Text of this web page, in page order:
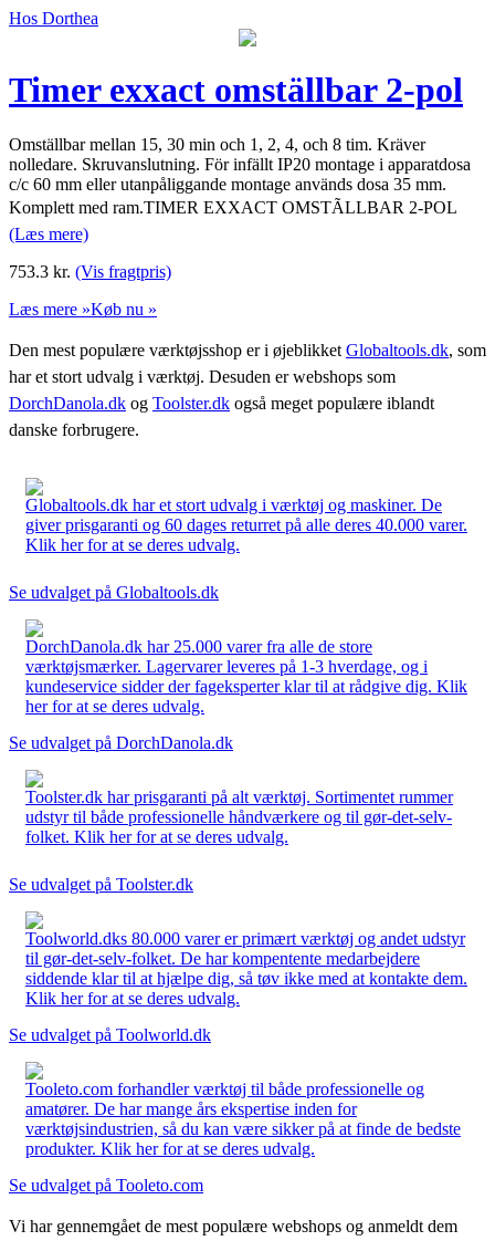
Hos Dorthea
Timer exxact omställbar 2-pol
Omställbar mellan 15, 30 min och 1, 2, 4, och 8 tim. Kräver
nolledare. Skruvanslutning. För infällt IP20 montage i apparatdosa
c/c 60 mm eller utanpåliggande montage används dosa 35 mm.
Komplett med ram.TIMER EXXACT OMSTÃLLBAR 2-POL
(Læs mere)
753.3 kr. (Vis fragtpris)
Læs mere »Køb nu »
Den mest populære værktøjsshop er i øjeblikket Globaltools.dk, som
har et stort udvalg i værktøj. Desuden er webshops som
DorchDanola.dk og Toolster.dk også meget populære iblandt
danske forbrugere.
Globaltools.dk har et stort udvalg i værktøj og maskiner. De
giver prisgaranti og 60 dages returret på alle deres 40.000 varer.
Klik her for at se deres udvalg.
Se udvalget på Globaltools.dk
DorchDanola.dk har 25.000 varer fra alle de store
værktøjsmærker. Lagervarer leveres på 1-3 hverdage, og i
kundeservice sidder der fageksperter klar til at rådgive dig. Klik
her for at se deres udvalg.
Se udvalget på DorchDanola.dk
Toolster.dk har prisgaranti på alt værktøj. Sortimentet rummer
udstyr til både professionelle håndværkere og til gør-det-selv-
folket. Klik her for at se deres udvalg.
Se udvalget på Toolster.dk
Toolworld.dks 80.000 varer er primært værktøj og andet udstyr
til gør-det-selv-folket. De har kompentente medarbejdere
siddende klar til at hjælpe dig, så tøv ikke med at kontakte dem.
Klik her for at se deres udvalg.
Se udvalget på Toolworld.dk
Tooleto.com forhandler værktøj til både professionelle og
amatører. De har mange års ekspertise inden for
værktøjsindustrien, så du kan være sikker på at finde de bedste
produkter. Klik her for at se deres udvalg.
Se udvalget på Tooleto.com
Vi har gennemgået de mest populære webshops og anmeldt dem